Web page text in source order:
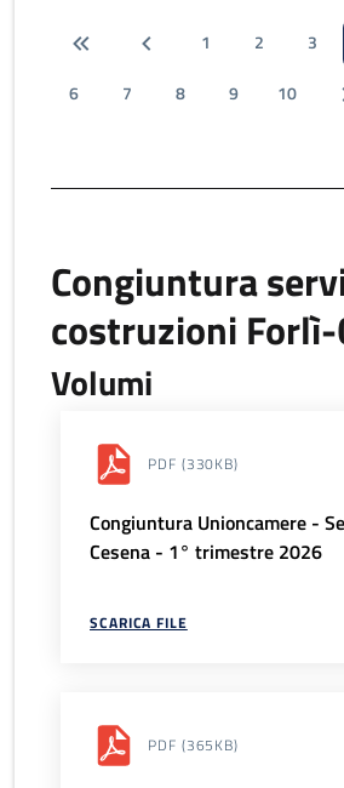
1 2 3
6
7 8 9 10
Congiuntura
costruzioni Forlì-
Volumi
PDF (330KB)
Congiuntura Unioncamere -
Cesena - 1° trimestre 2026
SCARICA FILE
PDF (365KB)